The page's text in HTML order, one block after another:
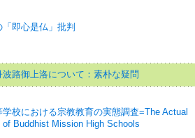
即心是仏」批判
波路御上洛について：素朴な疑問
学校における宗教教育の実態調査=The Actual
of Buddhist Mission High Schools